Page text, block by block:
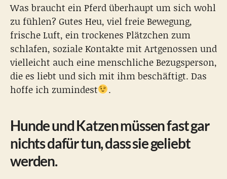
Was braucht ein Pferd überhaupt um sich wohl
zu fühlen? Gutes Heu, viel freie Bewegung,
frische Luft, ein trockenes Plätzchen zum
schlafen, soziale Kontakte mit Artgenossen und
vielleicht auch eine menschliche Bezugsperson,
die es liebt und sich mit ihm beschäftigt. Das
hoffe ich zumindest
.
Hunde und Katzen müssen fast gar
nichts dafür tun, dass sie geliebt
werden.